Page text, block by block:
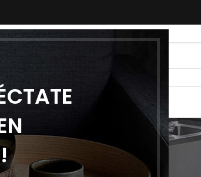
por categoría "Articles"